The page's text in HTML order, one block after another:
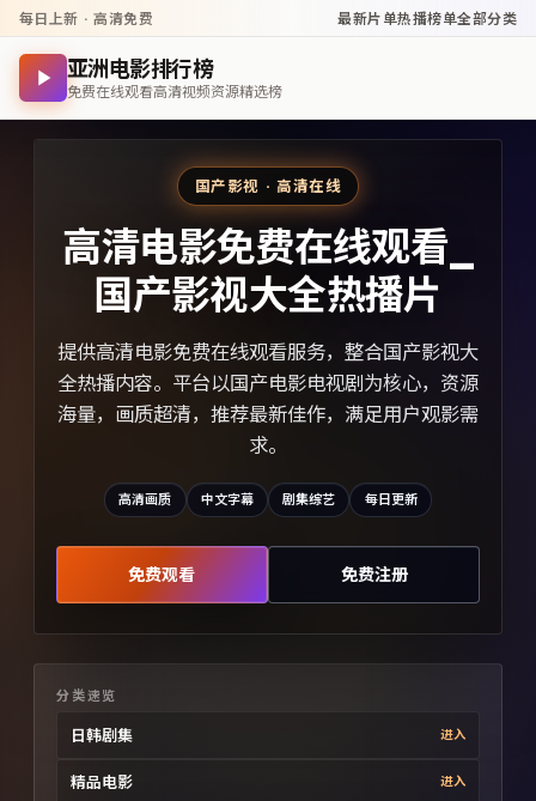
每日上新 · 高清免费 最新片单热播榜单全部分类
亚洲电影排行榜
免费在线观看高清视频资源精选榜
国产影视 · 高清在线
高清电影免费在线观看_
国产影视大全热播片
提供高清电影免费在线观看服务，整合国产影视大
全热播内容。平台以国产电影电视剧为核心，资源
海量，画质超清，推荐最新佳作，满足用户观影需
求。
高清画质 中文字幕 剧集综艺 每日更新
免费观看 免费注册
分类速览
日韩剧集 进入
精品电影 进入